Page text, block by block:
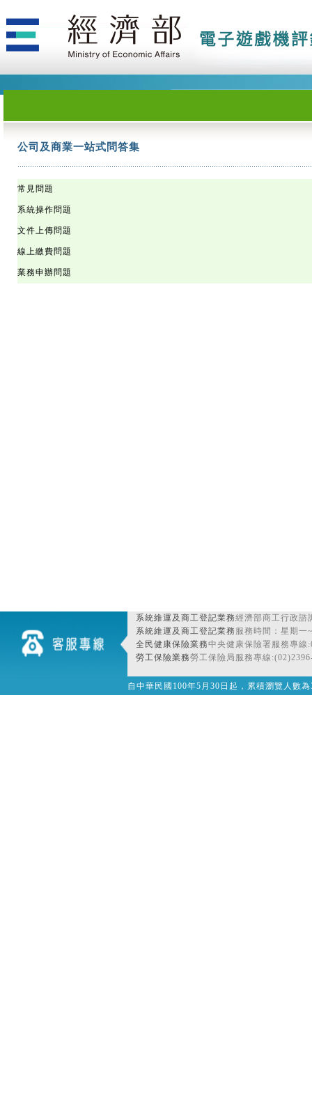
公司及商業一站式問答集
公司及商業一站式問答集
公司及商業一站式問答集
公司及商業一站式問答集
公司及商業一站式問答集
公司及商業一站式問答集
公司及商業一站式問答集
公司及商業一站式問答集
公司及商業一站式問答集
公司及商業一站式問答集
公司及商業一站式問答集
公司及商業一站式問答集
公司及商業一站式問答集
公司及商業一站式問答集
公司及商業一站式問答集
公司及商業一站式問答集
公司及商業一站式問答集
公司及商業一站式問答集
公司及商業一站式問答集
公司及商業一站式問答集
公司及商業一站式問答集
公司及商業一站式問答集
公司及商業一站式問答集
公司及商業一站式問答集
公司及商業一站式問答集